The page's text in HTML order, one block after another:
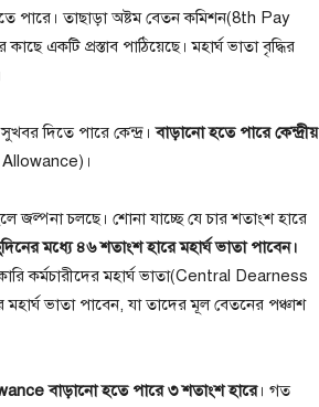
পারে। তাছাড়া অষ্টম বেতন কমিশন(8th Pay
একটি প্রস্তাব পাঠিয়েছে। মহার্ঘ ভাতা বৃদ্ধির
দিতে পারে কেন্দ্র।বাড়ানো হতে পারে কেন্দ্রীয়
Allowance)।
জল্পনা চলছে। শোনা যাচ্ছে যে চার শতাংশ হারে
মধ্যে ৪৬ শতাংশ হারে মহার্ঘ ভাতা পাবেন।
কর্মচারীদের মহার্ঘ ভাতা(Central Dearness
ভাতা পাবেন, যা তাদের মূল বেতনের পঞ্চাশ
বাড়ানো হতে পারে ৩ শতাংশ হারে। গত